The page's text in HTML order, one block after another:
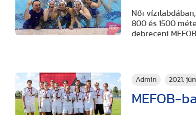
Női
800 és 1500
debreceni
Admin 2021.
MEFOB-